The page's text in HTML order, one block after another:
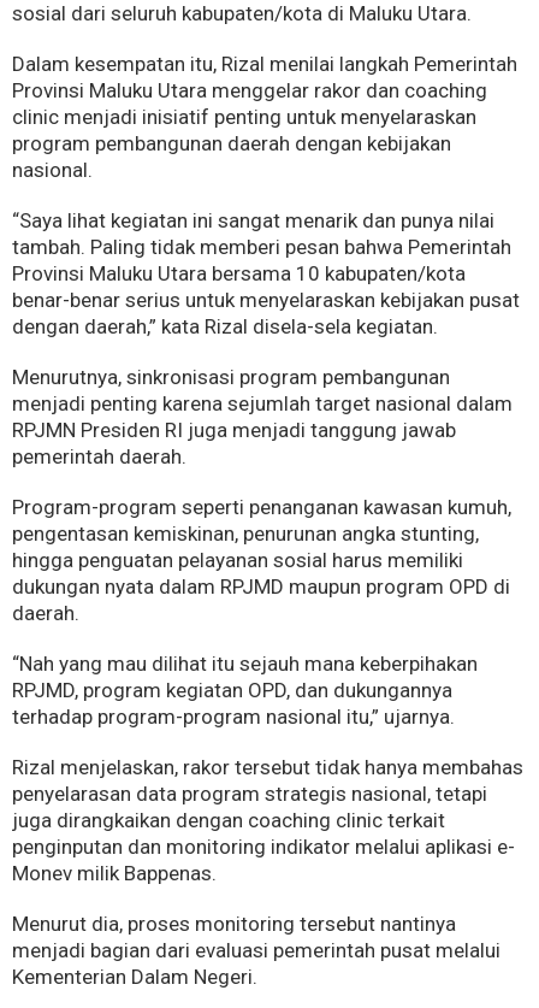
sosial dari seluruh kabupaten/kota di Maluku Utara.
Dalam kesempatan itu, Rizal menilai langkah Pemerintah
Provinsi Maluku Utara menggelar rakor dan coaching
clinic menjadi inisiatif penting untuk menyelaraskan
program pembangunan daerah dengan kebijakan
nasional.
“Saya lihat kegiatan ini sangat menarik dan punya nilai
tambah. Paling tidak memberi pesan bahwa Pemerintah
Provinsi Maluku Utara bersama 10 kabupaten/kota
benar-benar serius untuk menyelaraskan kebijakan pusat
dengan daerah,” kata Rizal disela-sela kegiatan.
Menurutnya, sinkronisasi program pembangunan
menjadi penting karena sejumlah target nasional dalam
RPJMN Presiden RI juga menjadi tanggung jawab
pemerintah daerah.
Program-program seperti penanganan kawasan kumuh,
pengentasan kemiskinan, penurunan angka stunting,
hingga penguatan pelayanan sosial harus memiliki
dukungan nyata dalam RPJMD maupun program OPD di
daerah.
“Nah yang mau dilihat itu sejauh mana keberpihakan
RPJMD, program kegiatan OPD, dan dukungannya
terhadap program-program nasional itu,” ujarnya.
Rizal menjelaskan, rakor tersebut tidak hanya membahas
penyelarasan data program strategis nasional, tetapi
juga dirangkaikan dengan coaching clinic terkait
penginputan dan monitoring indikator melalui aplikasi e-
Monev milik Bappenas.
Menurut dia, proses monitoring tersebut nantinya
menjadi bagian dari evaluasi pemerintah pusat melalui
Kementerian Dalam Negeri.